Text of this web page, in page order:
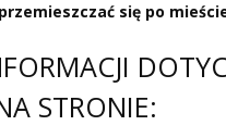
się po
STRONIE: